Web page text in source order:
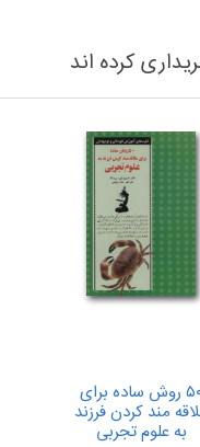
کرده اند
۵۰ روش ساده برای
مند کردن فرزند
به علوم تجربی